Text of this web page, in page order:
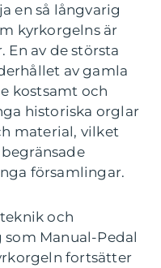
en så långvarig
kyrkorgelns är
En av de största
av gamla
kostsamt och
historiska orglar
material, vilket
församlingar.
och
Manual-Pedal
fortsätter